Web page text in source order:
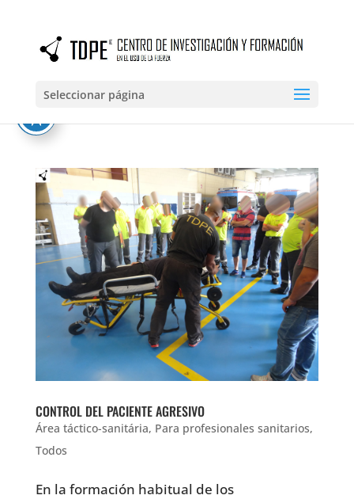
Seleccionar página
CONTROL DEL PACIENTE AGRESIVO
Área táctico-sanitária, Para profesionales sanitarios,
Todos
En la formación habitual de los